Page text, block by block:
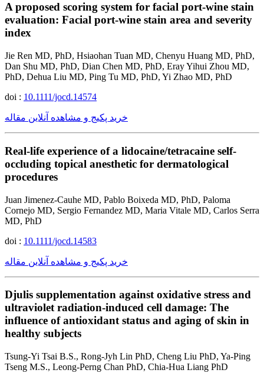
A proposed scoring system for facial port-wine stain
evaluation: Facial port-wine stain area and severity
index
Jie Ren MD, PhD, Hsiaohan Tuan MD, Chenyu Huang MD, PhD,
Dan Shu MD, PhD, Dian Chen MD, PhD, Eray Yihui Zhou MD,
PhD, Dehua Liu MD, Ping Tu MD, PhD, Yi Zhao MD, PhD
doi : 10.1111/jocd.14574
خرید پکیج و مشاهده آنلاین مقاله
Real-life experience of a lidocaine/tetracaine self-
occluding topical anesthetic for dermatological
procedures
Juan Jimenez-Cauhe MD, Pablo Boixeda MD, PhD, Paloma
Cornejo MD, Sergio Fernandez MD, Maria Vitale MD, Carlos Serra
MD, PhD
doi : 10.1111/jocd.14583
خرید پکیج و مشاهده آنلاین مقاله
Djulis supplementation against oxidative stress and
ultraviolet radiation-induced cell damage: The
influence of antioxidant status and aging of skin in
healthy subjects
Tsung-Yi Tsai B.S., Rong-Jyh Lin PhD, Cheng Liu PhD, Ya-Ping
Tseng M.S., Leong-Perng Chan PhD, Chia-Hua Liang PhD